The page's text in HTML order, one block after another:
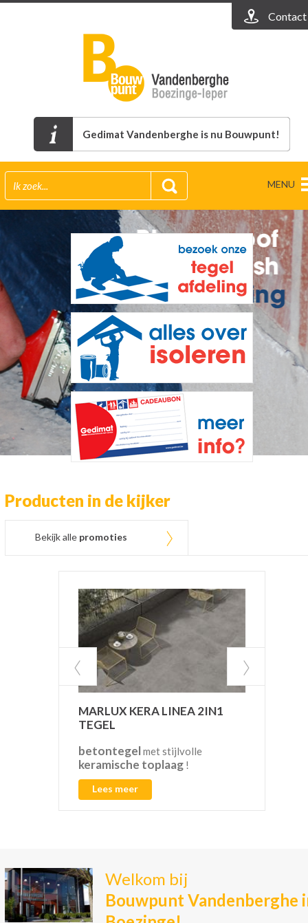
Contact
Gedimat Vandenberghe is nu Bouwpunt!
MENU
Producten in de kijker
Bekijk alle promoties
MARLUX KERA LINEA 2IN1
TEGEL
betontegelmet stijlvolle
keramische toplaag !
Lees meer
Welkom bij
Bouwpunt Vandenberghe